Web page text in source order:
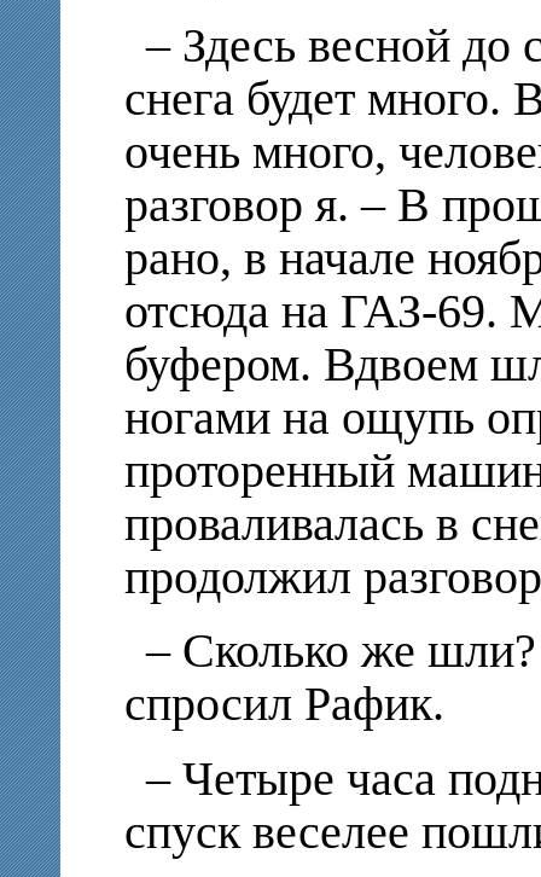
– Здесь весной до
снега будет много.
очень много,
разговор я. – В
рано, в начале
отсюда на ГАЗ-69.
буфером. Вдвоем
ногами на ощупь
проторенный
проваливалась в
продолжил
– Сколько же шли?
спросил Рафик.
– Четыре часа
спуск веселее